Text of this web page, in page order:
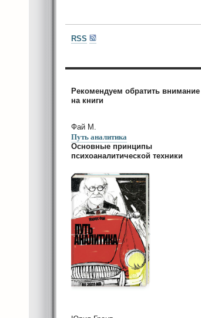
RSS
Рекомендуем обратить внимание
на книги
Фай М.
Путь аналитика
Основные принципы
психоаналитической техники